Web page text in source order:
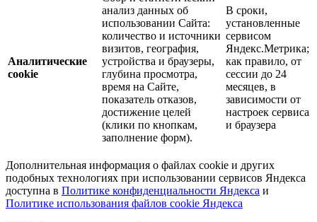
Аналитические
cookie
анализ данных об
использовании Сайта:
количество и источники
визитов, география,
устройства и браузеры,
глубина просмотра,
время на Сайте,
показатель отказов,
достижение целей
(клики по кнопкам,
заполнение форм).
В сроки,
установленные
сервисом
Яндекс.Метрика;
как правило, от
сессии до 24
месяцев, в
зависимости от
настроек сервиса
и браузера
Дополнительная информация о файлах cookie и других
подобных технологиях при использовании сервисов Яндекса
доступна в Политике конфиденциальности Яндекса и
Политике использования файлов cookie Яндекса